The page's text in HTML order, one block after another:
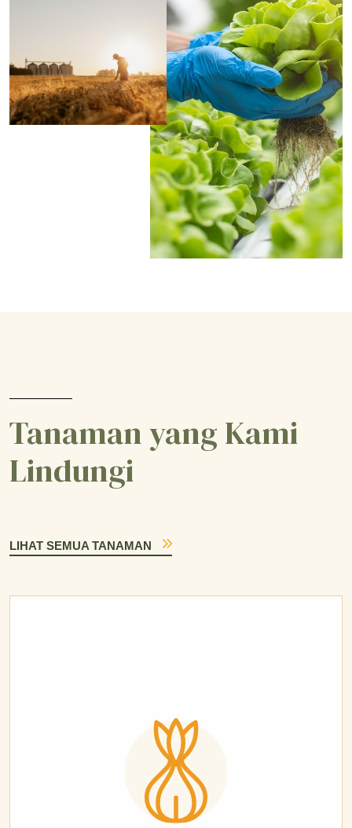
Tanaman yang Kami
Lindungi
LIHAT SEMUA TANAMAN